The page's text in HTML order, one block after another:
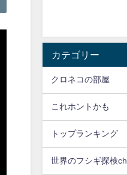
カテゴリー
クロネコの部屋
これホントかも
トップランキング
世界のフシギ探検ch